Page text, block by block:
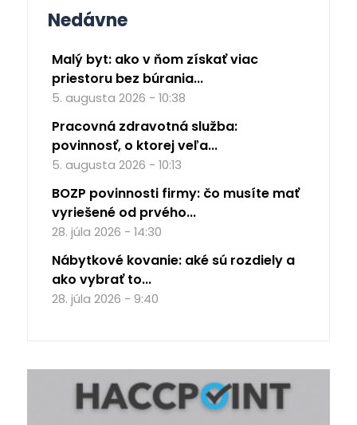
Nedávne
Malý byt: ako v ňom získať viac
priestoru bez búrania...
5. augusta 2026 - 10:38
Pracovná zdravotná služba:
povinnosť, o ktorej veľa...
5. augusta 2026 - 10:13
BOZP povinnosti firmy: čo musíte mať
vyriešené od prvého...
28. júla 2026 - 14:30
Nábytkové kovanie: aké sú rozdiely a
ako vybrať to...
28. júla 2026 - 9:40